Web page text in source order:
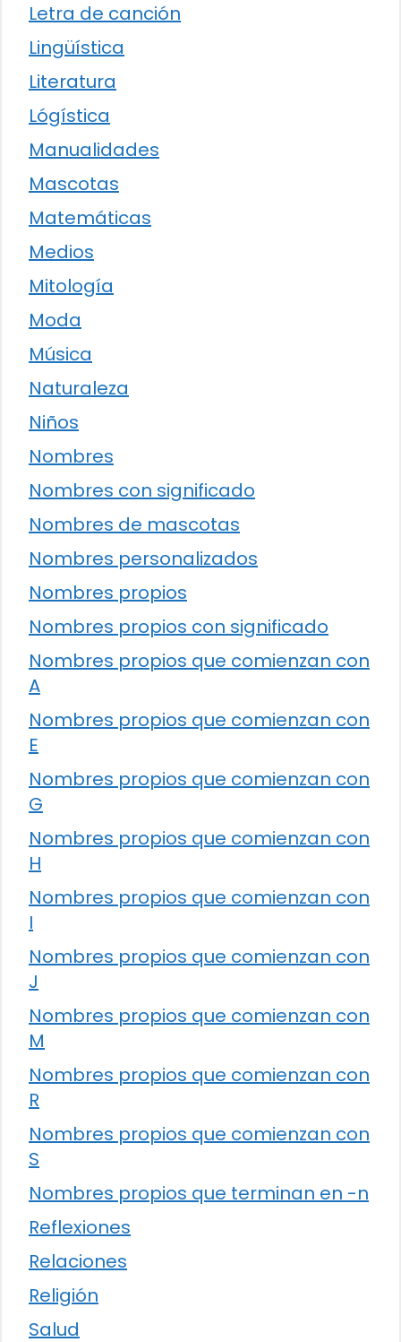
Letra de canción
Lingüística
Literatura
Lógística
Manualidades
Mascotas
Matemáticas
Medios
Mitología
Moda
Música
Naturaleza
Niños
Nombres
Nombres con significado
Nombres de mascotas
Nombres personalizados
Nombres propios
Nombres propios con significado
Nombres propios que comienzan con
A
Nombres propios que comienzan con
E
Nombres propios que comienzan con
G
Nombres propios que comienzan con
H
Nombres propios que comienzan con
I
Nombres propios que comienzan con
J
Nombres propios que comienzan con
M
Nombres propios que comienzan con
R
Nombres propios que comienzan con
S
Nombres propios que terminan en -n
Reflexiones
Relaciones
Religión
Salud